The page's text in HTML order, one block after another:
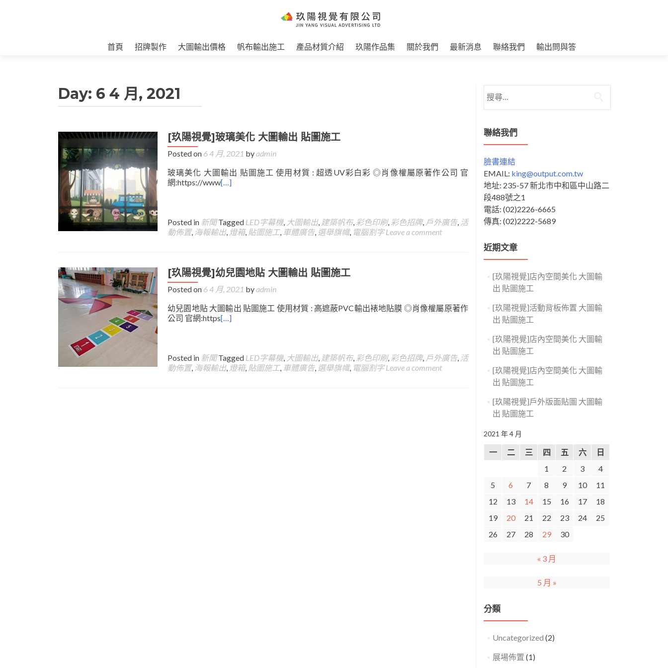
首頁 招牌製作 大圖輸出價格 帆布輸出施工 產品材質介紹 玖陽作品集 關於我們 最新消息 聯絡我們 輸出問與答
Day: 6 4 月, 2021
[玖陽視覺]玻璃美化 大圖輸出 貼圖施工
Posted on 6 4 月, 2021 byadmin
玻璃美化 大圖輸出 貼圖施工 使用材質 : 超透UV彩白彩 ◎肖像權屬原著作公司 官
網:https://www[…]
Posted in 新聞 Tagged LED字幕機, 大圖輸出, 建築帆布, 彩色印刷, 彩色招牌, 戶外廣告, 活
動佈置, 海報輸出, 燈箱, 貼圖施工, 車體廣告, 選舉旗幟, 電腦割字 Leave a comment
[玖陽視覺]幼兒園地貼 大圖輸出 貼圖施工
Posted on 6 4 月, 2021 byadmin
幼兒園地貼 大圖輸出 貼圖施工 使用材質 : 高遮蔽PVC輸出裱地貼膜 ◎肖像權屬原著作
公司 官網:https[…]
Posted in 新聞 Tagged LED字幕機, 大圖輸出, 建築帆布, 彩色印刷, 彩色招牌, 戶外廣告, 活
動佈置, 海報輸出, 燈箱, 貼圖施工, 車體廣告, 選舉旗幟, 電腦割字 Leave a comment
尋
鍵
字:
聯絡我們
臉書連結
EMAIL: king@output.com.tw
地址: 235-57 新北市中和區中山路二
段488號之1
電話: (02)2226-6665
傳真: (02)2222-5689
近期文章
[玖陽視覺]店內空間美化 大圖輸
出 貼圖施工
[玖陽視覺]活動背板佈置 大圖輸
出 貼圖施工
[玖陽視覺]店內空間美化 大圖輸
出 貼圖施工
[玖陽視覺]店內空間美化 大圖輸
出 貼圖施工
[玖陽視覺]戶外版面貼圖 大圖輸
出 貼圖施工
2021 年 4 月
一 二 三 四 五 六
日
1
2 3
4
5
6 7 8 9 10
11
12
13 14 15 16 17
18
19
20 21 22 23 24
25
26
27 28 29 30
« 3 月
5 月 »
分類
Uncategorized (2)
展場佈置 (1)